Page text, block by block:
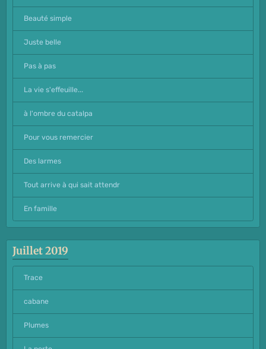
Beauté simple
Juste belle
Pas à pas
La vie s'effeuille...
à l'ombre du catalpa
Pour vous remercier
Des larmes
Tout arrive à qui sait attendr
En famille
Juillet 2019
Trace
cabane
Plumes